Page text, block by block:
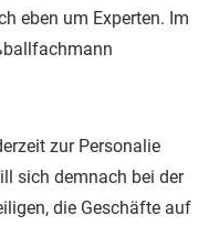
eben um Experten. Im
zur Personalie
sich demnach bei der
die Geschäfte auf